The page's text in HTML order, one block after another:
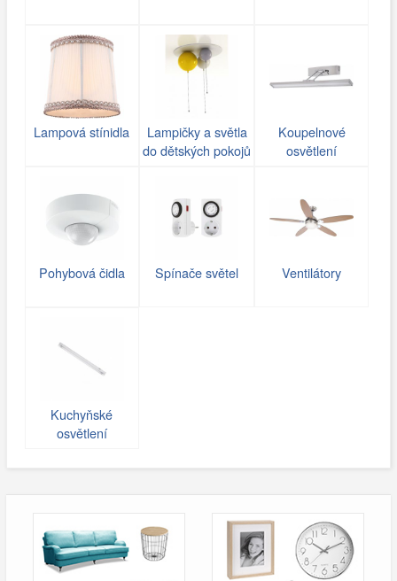
Lampová stínidla
Lampičky a světla
do dětských pokojů
Koupelnové
osvětlení
Pohybová čidla Spínače světel Ventilátory
Kuchyňské
osvětlení